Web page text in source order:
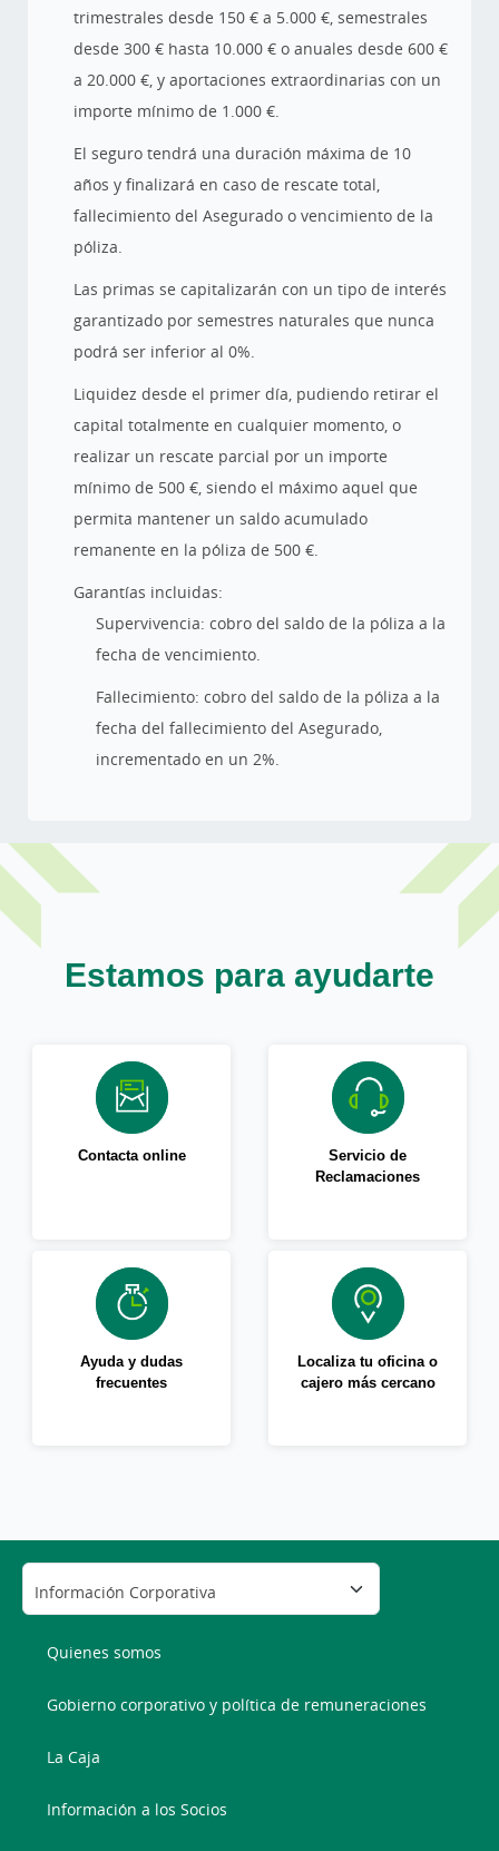
trimestrales desde 150 € a 5.000 €, semestrales
desde 300 € hasta 10.000 € o anuales desde 600 €
a 20.000 €, y aportaciones extraordinarias con un
importe mínimo de 1.000 €.
El seguro tendrá una duración máxima de 10
años y finalizará en caso de rescate total,
fallecimiento del Asegurado o vencimiento de la
póliza.
Las primas se capitalizarán con un tipo de interés
garantizado por semestres naturales que nunca
podrá ser inferior al 0%.
Liquidez desde el primer día, pudiendo retirar el
capital totalmente en cualquier momento, o
realizar un rescate parcial por un importe
mínimo de 500 €, siendo el máximo aquel que
permita mantener un saldo acumulado
remanente en la póliza de 500 €.
Garantías incluidas:
Supervivencia: cobro del saldo de la póliza a la
fecha de vencimiento.
Fallecimiento: cobro del saldo de la póliza a la
fecha del fallecimiento del Asegurado,
incrementado en un 2%.
Estamos para ayudarte
Contacta online
Servicio de
Reclamaciones
Ayuda y dudas
frecuentes
Localiza tu oficina o
cajero más cercano
Quienes somos
Gobierno corporativo y política de remuneraciones
La Caja
Información a los Socios